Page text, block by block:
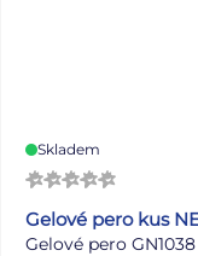
Skladem
Gelové pero kus
Gelové pero